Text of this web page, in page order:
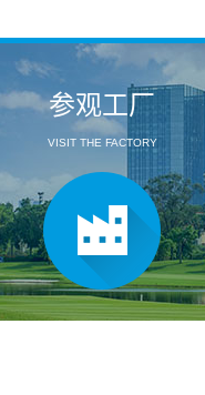
参观工厂
VISIT THE FACTORY